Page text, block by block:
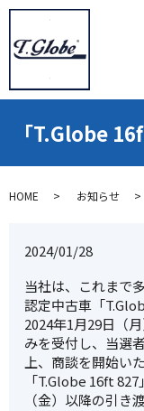
「T.Globe
HOME お知らせ
2024/01/28
当社は、これまで
認定中古車「
2024年1月29日（
みを受付し、当選
上、商談を開始い
「T.Globe 16ft
（金）以降の引き